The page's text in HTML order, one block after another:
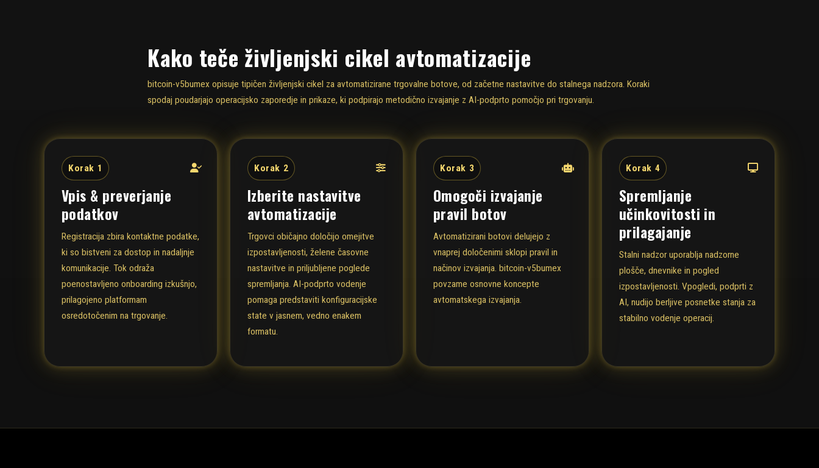
Kako teče življenjski cikel avtomatizacije
bitcoin-v5bumex opisuje tipičen življenjski cikel za avtomatizirane trgovalne botove, od začetne nastavitve do stalnega nadzora. Koraki
spodaj poudarjajo operacijsko zaporedje in prikaze, ki podpirajo metodično izvajanje z AI-podprto pomočjo pri trgovanju.
Korak 1
Vpis & preverjanje
podatkov
Registracija zbira kontaktne podatke,
ki so bistveni za dostop in nadaljnje
komunikacije. Tok odraža
poenostavljeno onboarding izkušnjo,
prilagojeno platformam
osredotočenim na trgovanje.
Korak 2
Izberite nastavitve
avtomatizacije
Trgovci običajno določijo omejitve
izpostavljenosti, želene časovne
nastavitve in priljubljene poglede
spremljanja. AI-podprto vodenje
pomaga predstaviti konfiguracijske
state v jasnem, vedno enakem
formatu.
Korak 3
Omogoči izvajanje
pravil botov
Avtomatizirani botovi delujejo z
vnaprej določenimi sklopi pravil in
načinov izvajanja. bitcoin-v5bumex
povzame osnovne koncepte
avtomatskega izvajanja.
Korak 4
Spremljanje
učinkovitosti in
prilagajanje
Stalni nadzor uporablja nadzorne
plošče, dnevnike in pogled
izpostavljenosti. Vpogledi, podprti z
AI, nudijo berljive posnetke stanja za
stabilno vodenje operacij.